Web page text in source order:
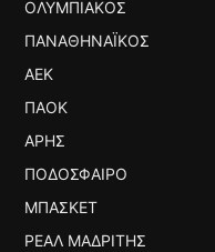
ΟΛΥΜΠΙΑΚΌΣ
ΠΑΝΑΘΗΝΑΪΚΌΣ
ΑΕΚ
ΠΑΟΚ
ΆΡΗΣ
ΠΟΔΌΣΦΑΙΡΟ
ΜΠΆΣΚΕΤ
ΡΕΆΛ ΜΑΔΡΊΤΗΣ